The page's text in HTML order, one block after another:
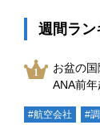
週間ラン
お盆の
ANA前
#航空会社 #